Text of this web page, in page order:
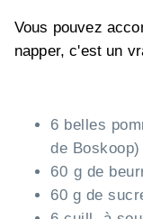
Vous pouvez
napper, c'est un
6 belles
de Boskoop)
60 g de
60 g de